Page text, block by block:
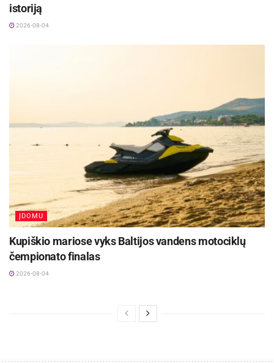
istoriją
2026-08-04
ĮDOMU
Kupiškio mariose vyks Baltijos vandens motociklų
čempionato finalas
2026-08-04